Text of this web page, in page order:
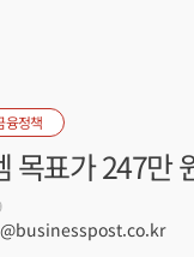
융정책
목표가 247만